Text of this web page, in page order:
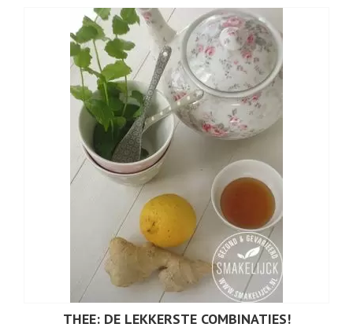
THEE: DE LEKKERSTE COMBINATIES!